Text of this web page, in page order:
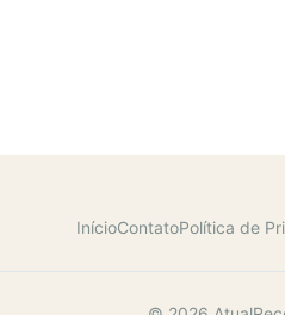
InícioContatoPolítica de